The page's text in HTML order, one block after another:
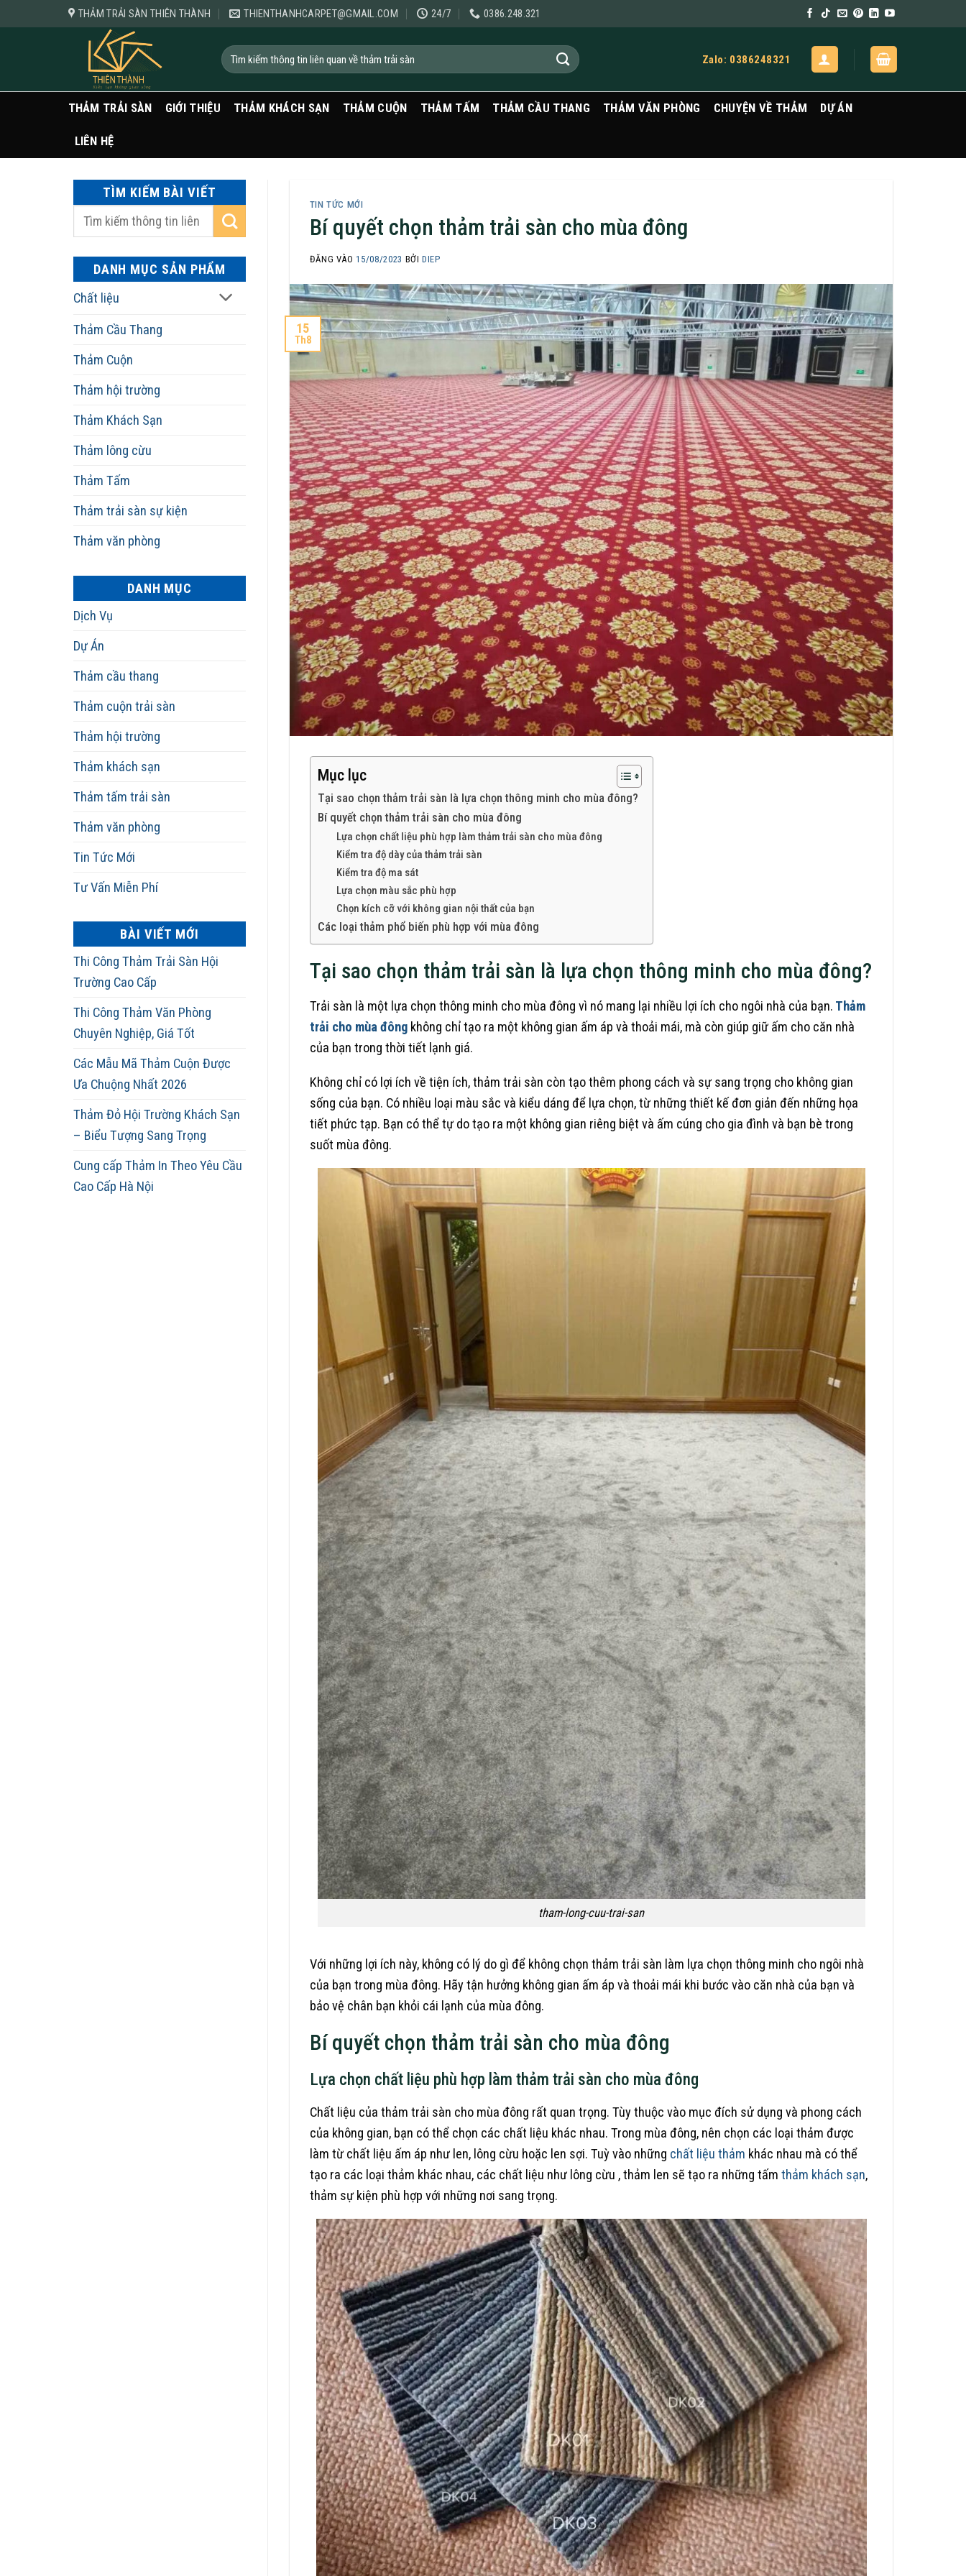
qua
THẢM TRẢI SÀN THIÊN THÀNH THIENTHANHCARPET@GMAIL.COM 24/7 0386.248.321
Tìm
kiếm:
Zalo: 0386248321
THẢM TRẢI SÀN GIỚI THIỆU THẢM KHÁCH SẠN THẢM CUỘN THẢM TẤM THẢM CẦU THANG THẢM VĂN PHÒNG CHUYỆN VỀ THẢM DỰ ÁN
LIÊN HỆ
TÌM KIẾM BÀI VIẾT
DANH MỤC SẢN PHẨM
Chất liệu
Thảm Cầu Thang
Thảm Cuộn
Thảm hội trường
Thảm Khách Sạn
Thảm lông cừu
Thảm Tấm
Thảm trải sàn sự kiện
Thảm văn phòng
DANH MỤC
Dịch Vụ
Dự Án
Thảm cầu thang
Thảm cuộn trải sàn
Thảm hội trường
Thảm khách sạn
Thảm tấm trải sàn
Thảm văn phòng
Tin Tức Mới
Tư Vấn Miễn Phí
BÀI VIẾT MỚI
Thi Công Thảm Trải Sàn Hội
Trường Cao Cấp
Thi Công Thảm Văn Phòng
Chuyên Nghiệp, Giá Tốt
Các Mẫu Mã Thảm Cuộn Được
Ưa Chuộng Nhất 2026
Thảm Đỏ Hội Trường Khách Sạn
– Biểu Tượng Sang Trọng
Cung cấp Thảm In Theo Yêu Cầu
Cao Cấp Hà Nội
TIN TỨC MỚI
Bí quyết chọn thảm trải sàn cho mùa đông
ĐĂNG VÀO15/08/2023 BỞIDIEP
15
Th8
Mục lục
Tại sao chọn thảm trải sàn là lựa chọn thông minh cho mùa đông?
Bí quyết chọn thảm trải sàn cho mùa đông
Lựa chọn chất liệu phù hợp làm thảm trải sàn cho mùa đông
Kiểm tra độ dày của thảm trải sàn
Kiểm tra độ ma sát
Lựa chọn màu sắc phù hợp
Chọn kích cỡ với không gian nội thất của bạn
Các loại thảm phổ biến phù hợp với mùa đông
Tại sao chọn thảm trải sàn là lựa chọn thông minh cho mùa đông?
Trải sàn là một lựa chọn thông minh cho mùa đông vì nó mang lại nhiều lợi ích cho ngôi nhà của bạn. Thảm
trải cho mùa đôngkhông chỉ tạo ra một không gian ấm áp và thoải mái, mà còn giúp giữ ấm cho căn nhà
của bạn trong thời tiết lạnh giá.
Không chỉ có lợi ích về tiện ích, thảm trải sàn còn tạo thêm phong cách và sự sang trọng cho không gian
sống của bạn. Có nhiều loại màu sắc và kiểu dáng để lựa chọn, từ những thiết kế đơn giản đến những họa
tiết phức tạp. Bạn có thể tự do tạo ra một không gian riêng biệt và ấm cúng cho gia đình và bạn bè trong
suốt mùa đông.
tham-long-cuu-trai-san
Với những lợi ích này, không có lý do gì để không chọn thảm trải sàn làm lựa chọn thông minh cho ngôi nhà
của bạn trong mùa đông. Hãy tận hưởng không gian ấm áp và thoải mái khi bước vào căn nhà của bạn và
bảo vệ chân bạn khỏi cái lạnh của mùa đông.
Bí quyết chọn thảm trải sàn cho mùa đông
Lựa chọn chất liệu phù hợp làm thảm trải sàn cho mùa đông
Chất liệu của thảm trải sàn cho mùa đông rất quan trọng. Tùy thuộc vào mục đích sử dụng và phong cách
của không gian, bạn có thể chọn các chất liệu khác nhau. Trong mùa đông, nên chọn các loại thảm được
làm từ chất liệu ấm áp như len, lông cừu hoặc len sợi. Tuỳ vào những chất liệu thảm khác nhau mà có thể
tạo ra các loại thảm khác nhau, các chất liệu như lông cừu , thảm len sẽ tạo ra những tấm thảm khách sạn,
thảm sự kiện phù hợp với những nơi sang trọng.